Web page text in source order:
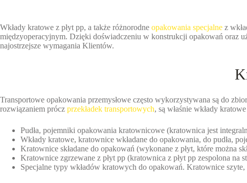
Wkłady kratowe z płyt pp, a także różnorodne opakowania specjalne z
międzyoperacyjnym. Dzięki doświadczeniu w konstrukcji opakowań oraz
najostrzejsze wymagania Klientów.
Transportowe opakowania przemysłowe często wykorzystywana są do
rozwiązaniem prócz przekładek transportowych, są właśnie wkłady
Pudła, pojemniki opakowania kratownicowe (kratownica jest
Wkłady kratowe, kratownice wkładane do opakowania, do pudła,
Kratownice składane do opakowań (wykonane z płyt, które można
Kratownice zgrzewane z płyt pp (kratownica z płyt pp zespolona na
Specjalne typy wkładów kratowych do opakowań. Kratownice